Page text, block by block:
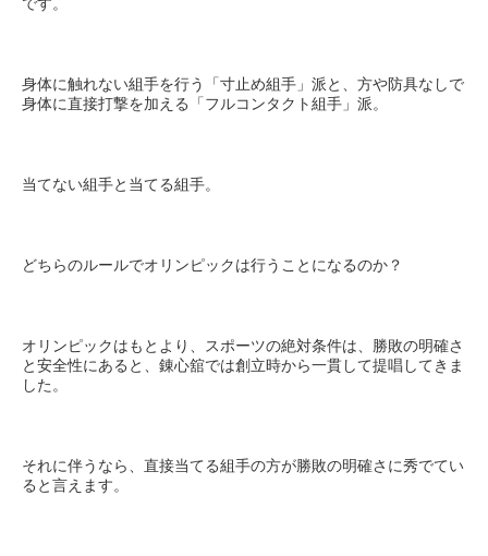
です。
身体に触れない組手を行う「寸止め組手」派と、方や防具なしで
身体に直接打撃を加える「フルコンタクト組手」派。
当てない組手と当てる組手。
どちらのルールでオリンピックは行うことになるのか？
オリンピックはもとより、スポーツの絶対条件は、勝敗の明確さ
と安全性にあると、錬心舘では創立時から一貫して提唱してきま
した。
それに伴うなら、直接当てる組手の方が勝敗の明確さに秀でてい
ると言えます。